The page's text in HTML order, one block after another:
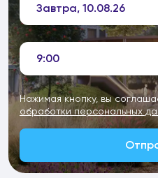
Завтра, 10.08.26
9:00
Нажимая кнопку, вы
обработки персональных